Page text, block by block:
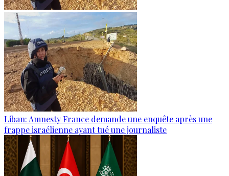
Liban: Amnesty France demande une enquête après une
frappe israélienne ayant tué une journaliste